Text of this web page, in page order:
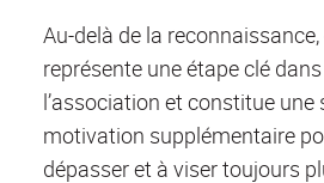
Au-delà de la
représente une étape clé
l’association et constitue une
motivation supplémentaire
dépasser et à viser toujours